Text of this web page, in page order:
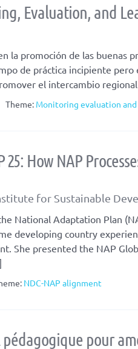
Evaluation, and
la promoción de las buenas
de práctica incipiente
el intercambio
Theme: Monitoring evaluation
25: How NAP
for Sustainable
National Adaptation Plan
developing country
She presented the NAP
NDC-NAP alignment
pour